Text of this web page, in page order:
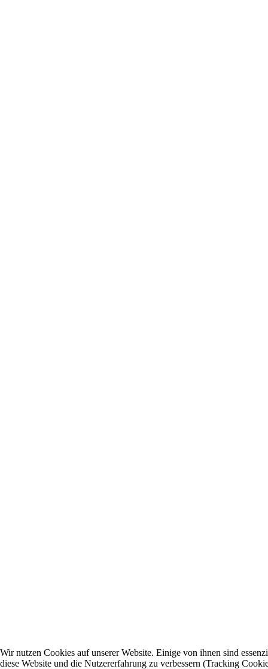
Wir nutzen Cookies auf unserer Website. Einige von ihnen sind
diese Website und die Nutzererfahrung zu verbessern (Tracking